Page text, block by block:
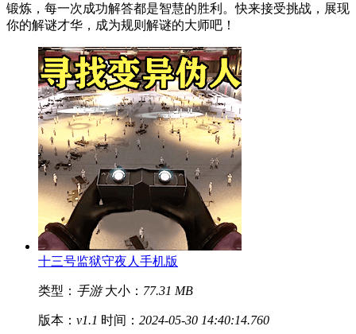
锻炼，每一次成功解答都是智慧的胜利。快来接受挑战，展现
你的解谜才华，成为规则解谜的大师吧！
十三号监狱守夜人手机版
类型： 手游 大小： 77.31 MB
版本： v1.1 时间： 2024-05-30 14:40:14.760